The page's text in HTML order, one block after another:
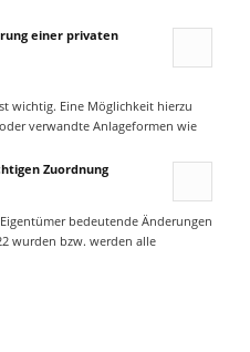
einer privaten
wichtig. Eine Möglichkeit hierzu
verwandte Anlageformen wie
Zuordnung
bedeutende Änderungen
wurden bzw. werden alle